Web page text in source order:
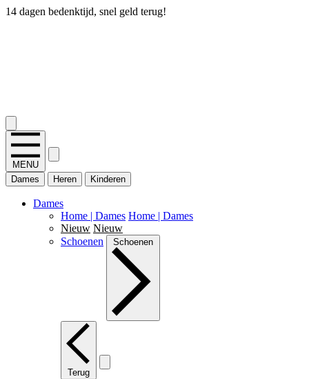
14 dagen bedenktijd, snel geld terug!
MENU
Dames
Heren Kinderen
Dames
Home | Dames Home | Dames
Nieuw Nieuw
Schoenen
Schoenen
Terug